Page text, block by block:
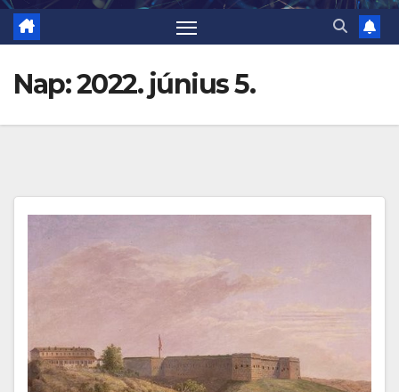
Nap:2022. június 5.